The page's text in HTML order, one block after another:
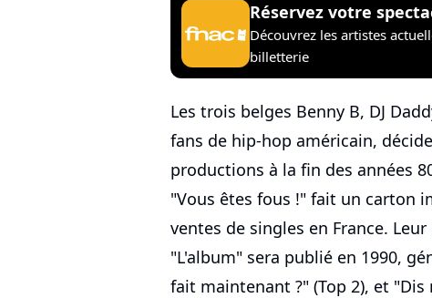
Réservez votre
Découvrez les artistes
billetterie
Les trois belges Benny B, DJ
fans de hip-hop américain,
productions à la fin des années
"Vous êtes fous !" fait un carton
ventes de singles en France.
"L'album" sera publié en 1990,
fait maintenant ?" (Top 2), et